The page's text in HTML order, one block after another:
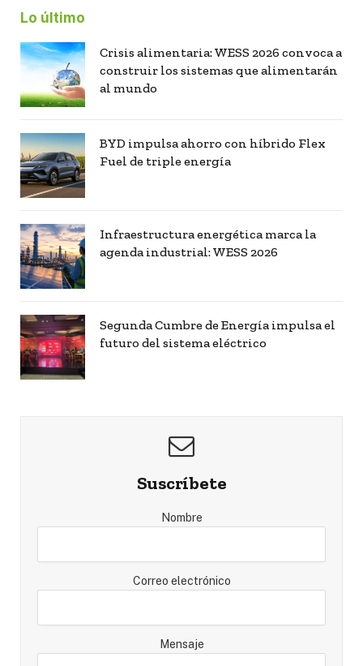
Lo último
Crisis alimentaria: WESS 2026 convoca a
construir los sistemas que alimentarán
al mundo
BYD impulsa ahorro con híbrido Flex
Fuel de triple energía
Infraestructura energética marca la
agenda industrial: WESS 2026
Segunda Cumbre de Energía impulsa el
futuro del sistema eléctrico
Suscríbete
Nombre
Correo electrónico
Mensaje